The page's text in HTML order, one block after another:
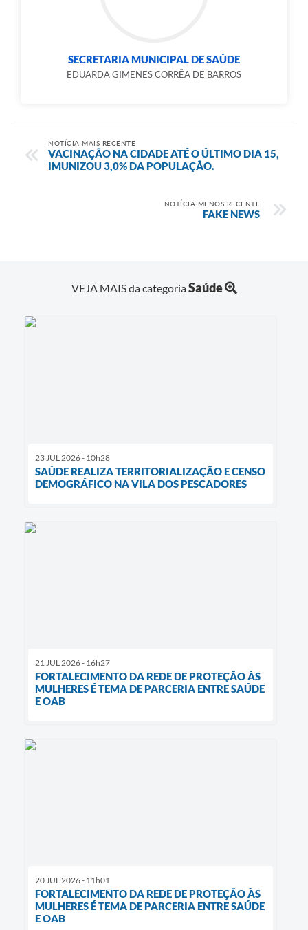
SECRETARIA MUNICIPAL DE SAÚDE
EDUARDA GIMENES CORRÊA DE BARROS
NOTÍCIA MAIS RECENTE
VACINAÇÃO NA CIDADE ATÉ O ÚLTIMO DIA 15,
IMUNIZOU 3,0% DA POPULAÇÃO.
NOTÍCIA MENOS RECENTE
FAKE NEWS
VEJA MAIS da categoriaSaúde
23 JUL 2026 - 10h28
SAÚDE REALIZA TERRITORIALIZAÇÃO E CENSO
DEMOGRÁFICO NA VILA DOS PESCADORES
21 JUL 2026 - 16h27
FORTALECIMENTO DA REDE DE PROTEÇÃO ÀS
MULHERES É TEMA DE PARCERIA ENTRE SAÚDE
E OAB
20 JUL 2026 - 11h01
FORTALECIMENTO DA REDE DE PROTEÇÃO ÀS
MULHERES É TEMA DE PARCERIA ENTRE SAÚDE
E OAB